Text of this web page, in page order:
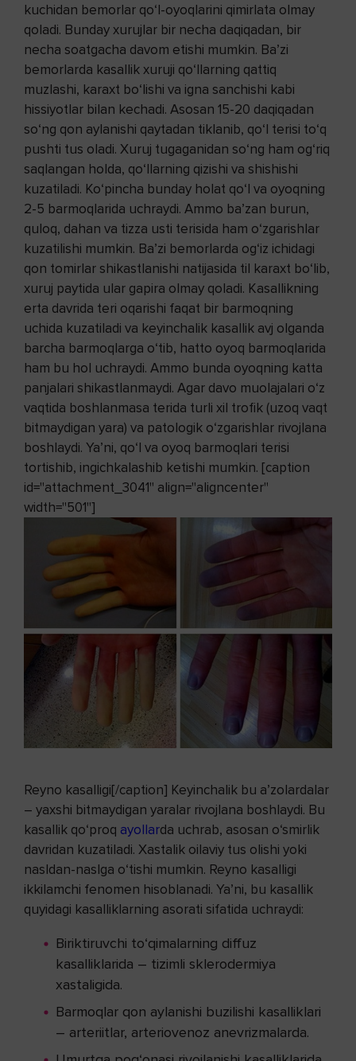
kuchidan bemorlar qo‘l-oyoqlarini qimirlata olmay
qoladi. Bunday xurujlar bir necha daqiqadan, bir
necha soatgacha davom etishi mumkin. Ba’zi
bemorlarda kasallik xuruji qo‘llarning qattiq
muzlashi, karaxt bo‘lishi va igna sanchishi kabi
hissiyotlar bilan kechadi. Asosan 15-20 daqiqadan
so‘ng qon aylanishi qaytadan tiklanib, qo‘l terisi to‘q
pushti tus oladi. Xuruj tugaganidan so‘ng ham og‘riq
saqlangan holda, qo‘llarning qizishi va shishishi
kuzatiladi. Ko‘pincha bunday holat qo‘l va oyoqning
2-5 barmoqlarida uchraydi. Ammo ba’zan burun,
quloq, dahan va tizza usti terisida ham o‘zgarishlar
kuzatilishi mumkin. Ba’zi bemorlarda og‘iz ichidagi
qon tomirlar shikastlanishi natijasida til karaxt bo‘lib,
xuruj paytida ular gapira olmay qoladi. Kasallikning
erta davrida teri oqarishi faqat bir barmoqning
uchida kuzatiladi va keyinchalik kasallik avj olganda
barcha barmoqlarga o‘tib, hatto oyoq barmoqlarida
ham bu hol uchraydi. Ammo bunda oyoqning katta
panjalari shikastlanmaydi. Agar davo muolajalari o‘z
vaqtida bosh­lanmasa terida turli xil trofik (uzoq vaqt
bitmaydigan yara) va patologik o‘zgarishlar rivojlana
boshlaydi. Ya’ni, qo‘l va oyoq barmoqlari terisi
tortishib, ingichkalashib ketishi mumkin. [caption
id="attachment_3041" align="aligncenter"
width="501"]
Reyno kasalligi[/caption] Keyinchalik bu a’zolardalar
– yaxshi bitmaydigan yaralar rivojlana boshlaydi. Bu
kasallik qo‘proq ayollarda uchrab, asosan o‘smirlik
davridan kuzatiladi. Xastalik oilaviy tus olishi yoki
nasldan-naslga o‘tishi mumkin. Reyno kasalligi
ikkilamchi fenomen hisoblanadi. Ya’ni, bu kasallik
quyidagi kasalliklarning asorati sifatida uchraydi:
Biriktiruvchi to‘qimalarning diffuz
kasalliklarida – tizimli sklerodermiya
xastaligida.
Barmoqlar qon aylanishi buzilishi kasalliklari
– arteriitlar, arteriovenoz anevrizmalarda.